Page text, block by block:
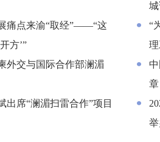
痛点来渝“取经”——“这
方’”
外交与国际合作部澜湄
出席“澜湄扫雷合作”项目
“